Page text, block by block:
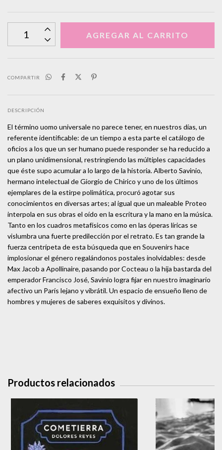
COMPARTIR
DESCRIPCIÓN
El término uomo universale no parece tener, en nuestros días, un
referente identificable: de un tiempo a esta parte el catálogo de
oficios a los que un ser humano puede responder se ha reducido a
un plano unidimensional, restringiendo las múltiples capacidades
que éste supo acumular a lo largo de la historia. Alberto Savinio,
hermano intelectual de Giorgio de Chirico y uno de los últimos
ejemplares de la estirpe polimática, procuró agotar sus
conocimientos en diversas artes; al igual que un maleable Proteo
interpola en sus obras el oído en la escritura y la mano en la música.
Tanto en los cuadros metafísicos como en las óperas líricas se
vislumbra una fuerte predilección por el retrato. Es tan grande la
fuerza centrípeta de esta búsqueda que en Souvenirs hace
implosionar el género regalándonos postales inolvidables: desde
Max Jacob a Apollinaire, pasando por Cocteau o la hija bastarda del
emperador Francisco José, Savinio logra fijar en nuestro imaginario
afectivo un París lejano y vibrátil. Un espacio de ensueño lleno de
hombres y mujeres de saberes exquisitos y divinos.
Productos relacionados